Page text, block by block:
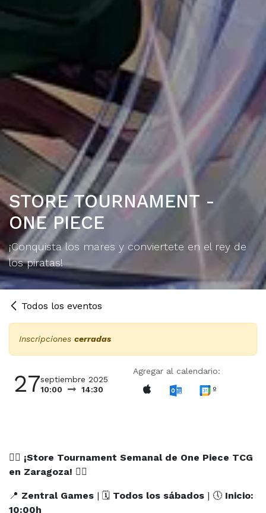
STORE TOURNAMENT -
ONE PIECE
¡Conquista los mares y conviertete en el rey de
los piratas!
Todos los eventos
Inscripciones cerradas
27septiembre 2025
10:00
14:30
Agregar al calendario:
º
🏴‍☠️ ¡Store Tournament Semanal de One Piece TCG
en Zaragoza! 🏴‍☠️
📍 Zentral Games | 🗓 Todos los sábados | 🕔 Inicio:
10:00h